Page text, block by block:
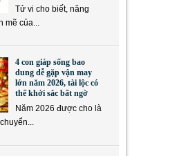
Tử vi cho biết, năng
mẽ của...
4 con giáp sống bao
dung dễ gặp vận may
lớn năm 2026, tài lộc có
thể khởi sắc bất ngờ
Năm 2026 được cho là